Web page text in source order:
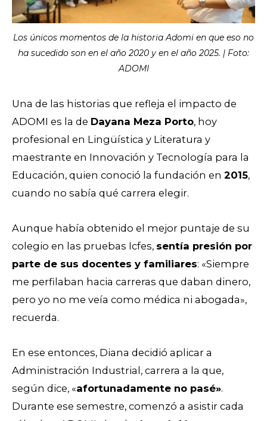
Los únicos momentos de la historia Adomi en que eso no
ha sucedido son en el año 2020 y en el año 2025. | Foto:
ADOMI
Una de las historias que refleja el impacto de
ADOMI es la de Dayana Meza Porto, hoy
profesional en Lingüística y Literatura y
maestrante en Innovación y Tecnología para la
Educación, quien conoció la fundación en 2015,
cuando no sabía qué carrera elegir.
Aunque había obtenido el mejor puntaje de su
colegio en las pruebas Icfes, sentía presión por
parte de sus docentes y familiares: «Siempre
me perfilaban hacia carreras que daban dinero,
pero yo no me veía como médica ni abogada»,
recuerda.
En ese entonces, Diana decidió aplicar a
Administración Industrial, carrera a la que,
según dice, «afortunadamente no pasé».
Durante ese semestre, comenzó a asistir cada